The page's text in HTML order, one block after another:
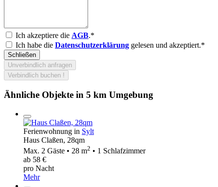
Ich akzeptiere die AGB.*
Ich habe die Datenschutzerklärung gelesen und akzeptiert.*
Schließen
Unverbindlich anfragen
Verbindlich buchen !
Ähnliche Objekte in 5 km Umgebung
Ferienwohnung in Sylt
Haus Claßen, 28qm
Max. 2 Gäste • 28 m2 • 1 Schlafzimmer
ab 58 €
pro Nacht
Mehr